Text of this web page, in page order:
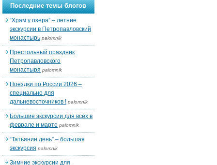
Последние темы блогов
“Храм у озера” – летние
экскурсии в Петропавловский
монастырь palomnik
Престольный праздник
Петропавловского
монастыря palomnik
Поездки по России 2026 –
специально для
дальневосточников ! palomnik
Большие экскурсии для всех в
феврале и марте palomnik
“Татьянин день” – большая
экскурсия palomnik
Зимние экскурсии для